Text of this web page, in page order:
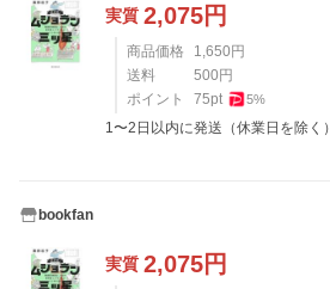
実質 2,075円
商品価格 1,650円
送料
500円
ポイント
75pt 5%
1〜2日以内に発送（休業日を除く）
bookfan
実質 2,075円